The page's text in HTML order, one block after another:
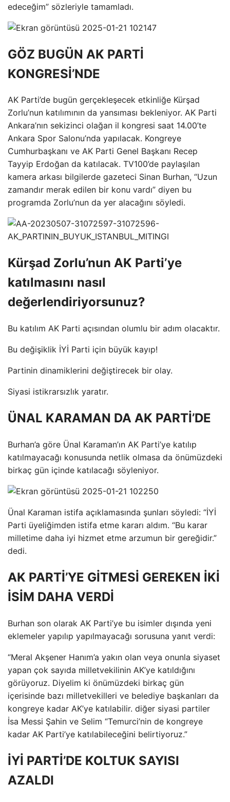
edeceğim” sözleriyle tamamladı.
GÖZ BUGÜN AK PARTİ
KONGRESİ’NDE
AK Parti’de bugün gerçekleşecek etkinliğe Kürşad
Zorlu’nun katılımının da yansıması bekleniyor. AK Parti
Ankara’nın sekizinci olağan il kongresi saat 14.00’te
Ankara Spor Salonu’nda yapılacak. Kongreye
Cumhurbaşkanı ve AK Parti Genel Başkanı Recep
Tayyip Erdoğan da katılacak. TV100’de paylaşılan
kamera arkası bilgilerde gazeteci Sinan Burhan, “Uzun
zamandır merak edilen bir konu vardı” diyen bu
programda Zorlu’nun da yer alacağını söyledi.
Kürşad Zorlu’nun AK Parti’ye
katılmasını nasıl
değerlendiriyorsunuz?
Bu katılım AK Parti açısından olumlu bir adım olacaktır.
Bu değişiklik İYİ Parti için büyük kayıp!
Partinin dinamiklerini değiştirecek bir olay.
Siyasi istikrarsızlık yaratır.
ÜNAL KARAMAN DA AK PARTİ’DE
Burhan’a göre Ünal Karaman’ın AK Parti’ye katılıp
katılmayacağı konusunda netlik olmasa da önümüzdeki
birkaç gün içinde katılacağı söyleniyor.
Ünal Karaman istifa açıklamasında şunları söyledi: “İYİ
Parti üyeliğimden istifa etme kararı aldım. “Bu karar
milletime daha iyi hizmet etme arzumun bir gereğidir.”
dedi.
AK PARTİ’YE GİTMESİ GEREKEN İKİ
İSİM DAHA VERDİ
Burhan son olarak AK Parti’ye bu isimler dışında yeni
eklemeler yapılıp yapılmayacağı sorusuna yanıt verdi:
“Meral Akşener Hanım’a yakın olan veya onunla siyaset
yapan çok sayıda milletvekilinin AK’ye katıldığını
görüyoruz. Diyelim ki önümüzdeki birkaç gün
içerisinde bazı milletvekilleri ve belediye başkanları da
kongreye kadar AK’ye katılabilir. diğer siyasi partiler
İsa Messi Şahin ve Selim “Temurci’nin de kongreye
kadar AK Parti’ye katılabileceğini belirtiyoruz.”
İYİ PARTİ’DE KOLTUK SAYISI
AZALDI